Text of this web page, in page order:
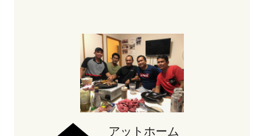
アットホーム